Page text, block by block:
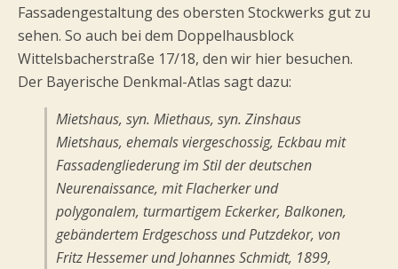
Fassadengestaltung des obersten Stockwerks gut zu
sehen. So auch bei dem Doppelhausblock
Wittelsbacherstraße 17/18, den wir hier besuchen.
Der Bayerische Denkmal-Atlas sagt dazu:
Mietshaus, syn. Miethaus, syn. Zinshaus
Mietshaus, ehemals viergeschossig, Eckbau mit
Fassadengliederung im Stil der deutschen
Neurenaissance, mit Flacherker und
polygonalem, turmartigem Eckerker, Balkonen,
gebändertem Erdgeschoss und Putzdekor, von
Fritz Hessemer und Johannes Schmidt, 1899,